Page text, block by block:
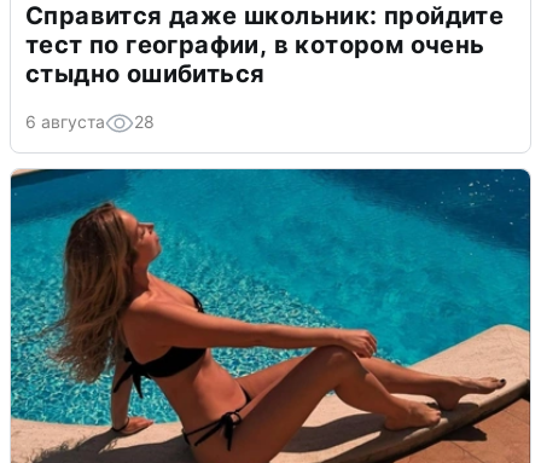
Справится даже школьник: пройдите
тест по географии, в котором очень
стыдно ошибиться
6 августа 28